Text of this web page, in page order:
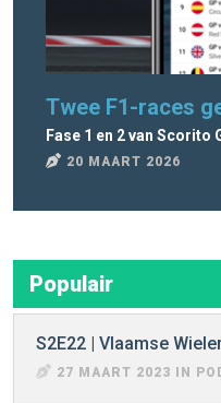
Twee F1-races
20 MAART 2026
Populair
S2E22 | Vlaamse
27 MAART 2023 IN